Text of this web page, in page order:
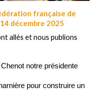
française de
décembre 2025
allés et nous publions
notre présidente
pour construire un